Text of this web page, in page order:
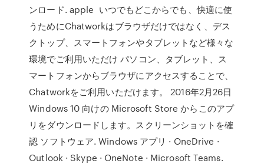
ンロード. apple いつでもどこからでも、快適に使
うためにChatworkはブラウザだけではなく、デス
クトップ、スマートフォンやタブレットなど様々な
環境でご利用いただけ パソコン、タブレット、ス
マートフォンからブラウザにアクセスすることで、
Chatworkをご利用いただけます。 2016年2月26日
Windows 10 向けの Microsoft Store からこのアプ
リをダウンロードします。スクリーンショットを確
認 ソフトウェア. Windows アプリ · OneDrive ·
Outlook · Skype · OneNote · Microsoft Teams.